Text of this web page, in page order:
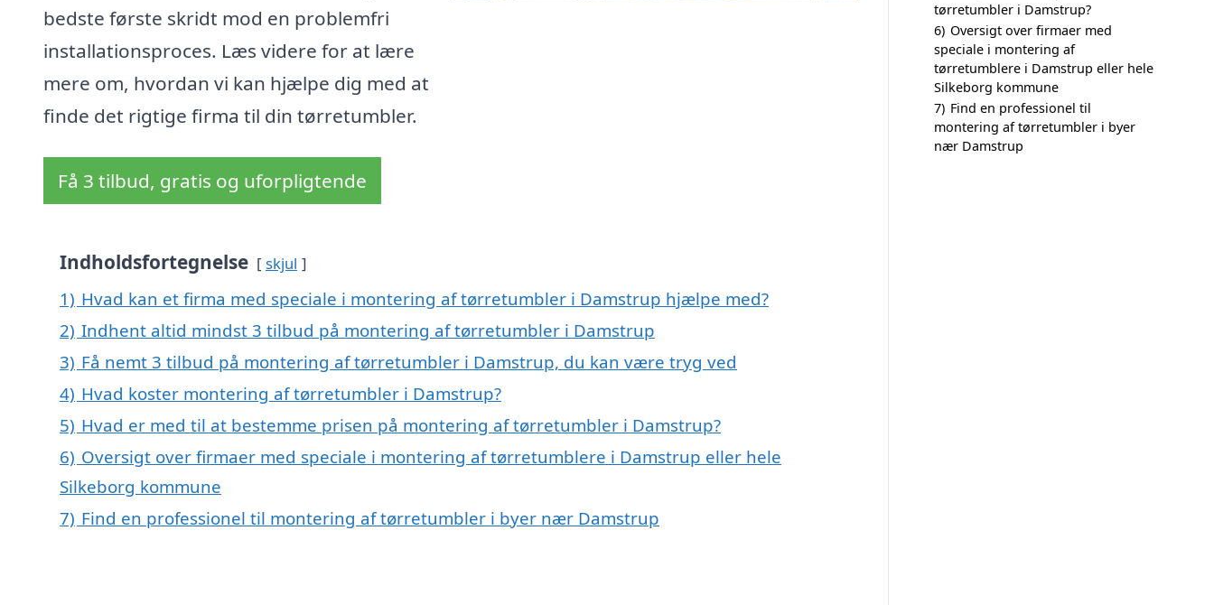
bedste første skridt mod en problemfri
installationsproces. Læs videre for at lære
mere om, hvordan vi kan hjælpe dig med at
finde det rigtige firma til din tørretumbler.
Få 3 tilbud, gratis og uforpligtende
Indholdsfortegnelse skjul
1) Hvad kan et firma med speciale i montering af tørretumbler i Damstrup hjælpe med?
2) Indhent altid mindst 3 tilbud på montering af tørretumbler i Damstrup
3) Få nemt 3 tilbud på montering af tørretumbler i Damstrup, du kan være tryg ved
4) Hvad koster montering af tørretumbler i Damstrup?
5) Hvad er med til at bestemme prisen på montering af tørretumbler i Damstrup?
6) Oversigt over firmaer med speciale i montering af tørretumblere i Damstrup eller hele
Silkeborg kommune
7) Find en professionel til montering af tørretumbler i byer nær Damstrup
tørretumbler i Damstrup?
6) Oversigt over firmaer med
speciale i montering af
tørretumblere i Damstrup eller hele
Silkeborg kommune
7) Find en professionel til
montering af tørretumbler i byer
nær Damstrup